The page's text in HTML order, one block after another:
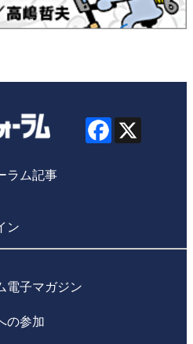
ラム記事
ン
電子マガジン
の参加